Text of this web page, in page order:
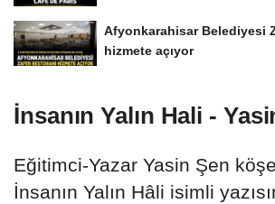
Afyonkarahisar Belediyesi
hizmete açıyor
İnsanın Yalın Hali -
Eğitimci-Yazar Yasin Şen
İnsanın Yalın Hâli isimli